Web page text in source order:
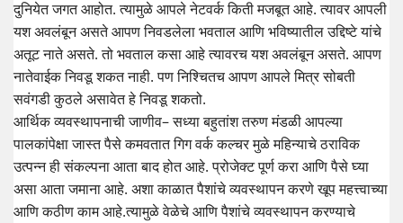
दुनियेत जगत आहोत. त्यामुळे आपले नेटवर्क किती मजबूत आहे. त्यावर आपली
यश अवलंबून असते आपण निवडलेला भवताल आणि भविष्यातील उद्दिष्टे यांचे
अतूट नाते असते. तो भवताल कसा आहे त्यावरच यश अवलंबून असते. आपण
नातेवाईक निवडू शकत नाही. पण निश्चितच आपण आपले मित्र सोबती
सवंगडी कुठले असावेत हे निवडू शकतो.
आर्थिक व्यवस्थापनाची जाणीव– सध्या बहुतांश तरुण मंडळी आपल्या
पालकांपेक्षा जास्त पैसे कमवतात गिग वर्क कल्चर मुळे महिन्याचे ठराविक
उत्पन्न ही संकल्पना आता बाद होत आहे. प्रोजेक्ट पूर्ण करा आणि पैसे घ्या
असा आता जमाना आहे. अशा काळात पैशांचे व्यवस्थापन करणे खूप महत्त्वाच्या
आणि कठीण काम आहे.त्यामुळे वेळेचे आणि पैशांचे व्यवस्थापन करण्याचे